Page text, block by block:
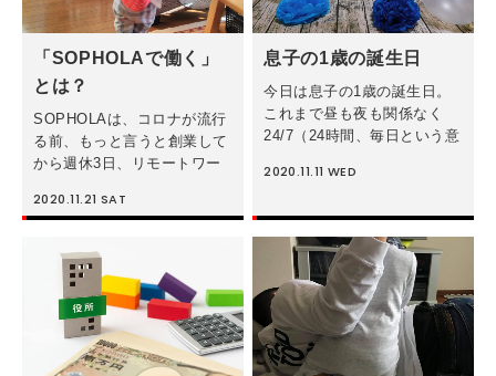
「SOPHOLAで働く」
とは？
SOPHOLAは、コロナが流行
る前、もっと言うと創業して
から週休3日、リモートワー
の2年半余りで気づいた、
ついて得られた私の気づきを
今日は綴りたいと思います。
（私が子 […]
2020.11.21 SAT
息子の1歳の誕生日
今日は息子の1歳の誕生日。
これまで昼も夜も関係なく
24/7（24時間、毎日という意
愛情で子育てをしてくれてい
でもあります。息子は完全母
乳、バランスの良い手作りの
離乳食 […]
2020.11.11 WED